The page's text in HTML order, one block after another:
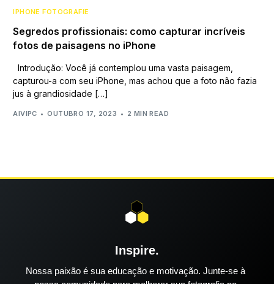
IPHONE FOTOGRAFIE
Segredos profissionais: como capturar incríveis
fotos de paisagens no iPhone
Introdução: Você já contemplou uma vasta paisagem,
capturou-a com seu iPhone, mas achou que a foto não fazia
jus à grandiosidade […]
AIVIPC OUTUBRO 17, 2023 2 MIN READ
Inspire.
Nossa paixão é sua educação e motivação. Junte-se à